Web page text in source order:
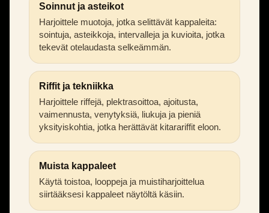
Soinnut ja asteikot
Harjoittele muotoja, jotka selittävät kappaleita:
sointuja, asteikkoja, intervalleja ja kuvioita, jotka
tekevät otelaudasta selkeämmän.
Riffit ja tekniikka
Harjoittele riffejä, plektrasoittoa, ajoitusta,
vaimennusta, venytyksiä, liukuja ja pieniä
yksityiskohtia, jotka herättävät kitarariffit eloon.
Muista kappaleet
Käytä toistoa, looppeja ja muistiharjoittelua
siirtääksesi kappaleet näytöltä käsiin.